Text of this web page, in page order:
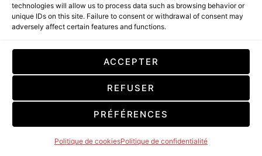
technologies will allow us to process data such as browsing behavior or
unique IDs on this site. Failure to consent or withdrawal of consent may
adversely affect certain features and functions.
ACCEPTER
REFUSER
PRÉFÉRENCES
Politique de cookiesPolitique de confidentialité
Arthus